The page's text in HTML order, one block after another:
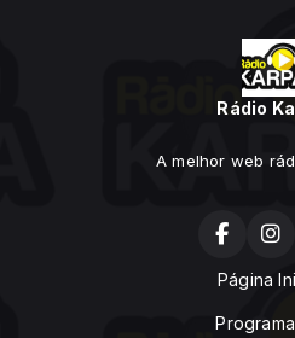
Rádio
A melhor web
Página